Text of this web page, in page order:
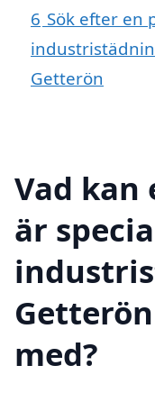
6 Sök efter en
Getterön
Vad kan
är
med?